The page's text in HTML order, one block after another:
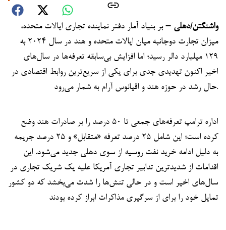
واشنگتن/دهلی –بر بنیاد آمار دفتر نماینده تجاری ایالات متحده،
میزان تجارت دوجانبه میان ایالات متحده و هند در سال ۲۰۲۴ به
۱۲۹ میلیارد دالر رسید؛ اما افزایش بی‌سابقه تعرفه‌ها در سال‌های
اخیر اکنون تهدیدی جدی برای یکی از سریع‌ترین روابط اقتصادی در
حال رشد در حوزه هند و اقیانوس آرام به شمار می‌رود.
اداره ترامپ تعرفه‌های جمعی تا ۵۰ درصد را بر صادرات هند وضع
کرده است؛ این شامل ۲۵ درصد تعرفه‌ «متقابل» و ۲۵ درصد جریمه
به دلیل ادامه خرید نفت روسیه از سوی دهلی جدید می‌شود. این
اقدامات از شدیدترین تدابیر تجاری آمریکا علیه یک شریک تجاری در
سال‌های اخیر است و در حالی تنش‌ها را شدت می‌بخشد که دو کشور
تمایل خود را برای از سرگیری مذاکرات ابراز کرده بودند